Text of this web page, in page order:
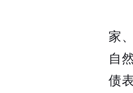
家
自
债